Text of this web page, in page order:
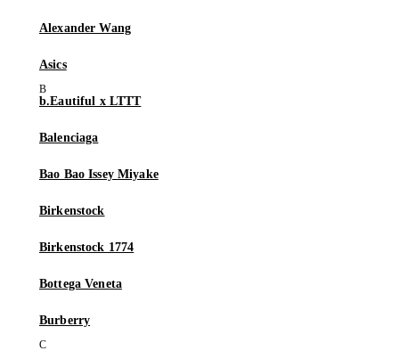
Alexander Wang
Asics
b.Eautiful x LTTT
Balenciaga
Bao Bao Issey Miyake
Birkenstock
Birkenstock 1774
Bottega Veneta
Burberry